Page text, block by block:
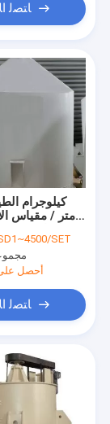
ﺎﺘﺼﻟ
متر / مقياس
SET
1
أحصل
ﺎﺘﺼﻟ